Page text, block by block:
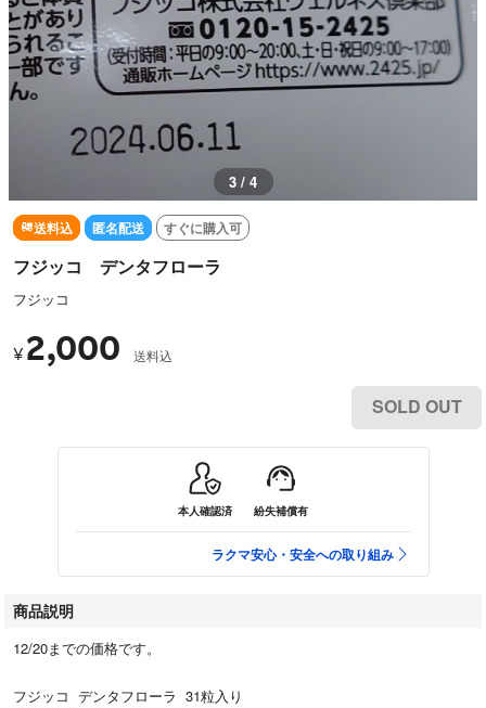
3 / 4
送料込 匿名配送 すぐに購入可
フジッコ デンタフローラ
フジッコ
¥ 2,000 送料込
SOLD OUT
本人確認済 紛失補償有
ラクマ安心・安全への取り組み
商品説明
12/20までの価格です。
フジッコ デンタフローラ 31粒入り